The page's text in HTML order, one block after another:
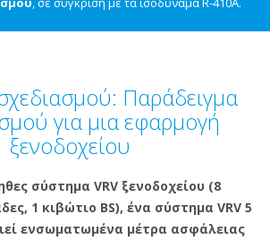
Παράδειγμα
για μια εφαρμογή
ξενοδοχείου
σύστημα VRV ξενοδοχείου (8
1 κιβώτιο BS), ένα σύστημα VRV 5
ενσωματωμένα μέτρα ασφάλειας